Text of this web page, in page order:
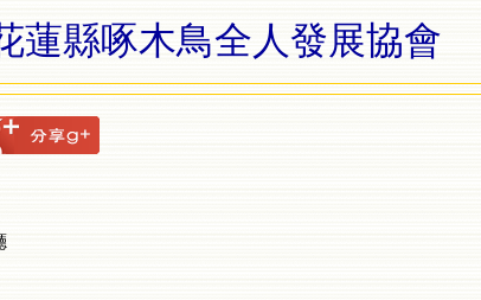
蓮縣啄木鳥全人發展協會